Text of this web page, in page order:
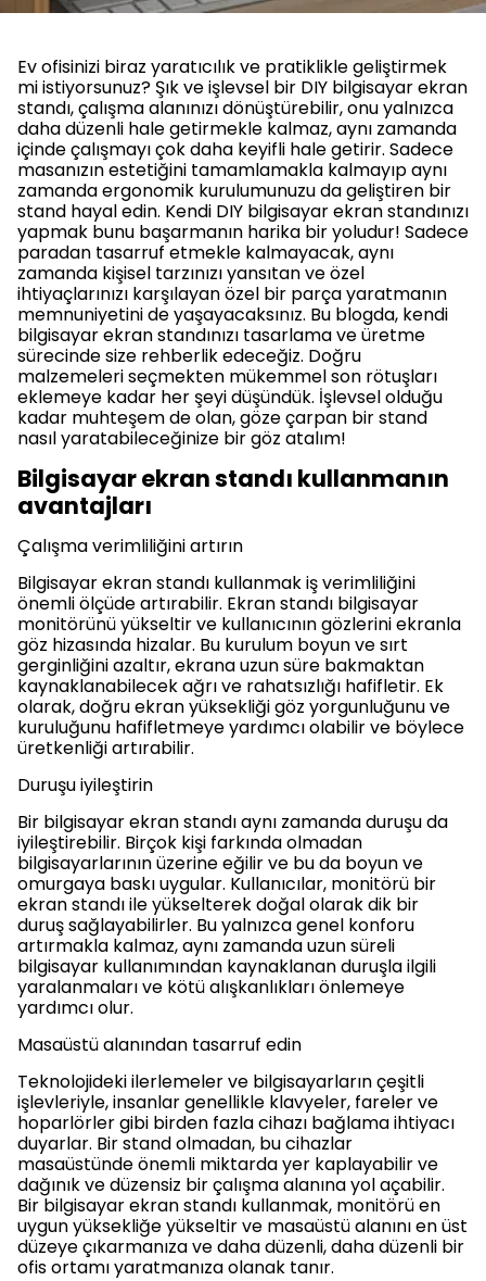
Ev ofisinizi biraz yaratıcılık ve pratiklikle geliştirmek
mi istiyorsunuz? Şık ve işlevsel bir DIY bilgisayar ekran
standı, çalışma alanınızı dönüştürebilir, onu yalnızca
daha düzenli hale getirmekle kalmaz, aynı zamanda
içinde çalışmayı çok daha keyifli hale getirir. Sadece
masanızın estetiğini tamamlamakla kalmayıp aynı
zamanda ergonomik kurulumunuzu da geliştiren bir
stand hayal edin. Kendi DIY bilgisayar ekran standınızı
yapmak bunu başarmanın harika bir yoludur! Sadece
paradan tasarruf etmekle kalmayacak, aynı
zamanda kişisel tarzınızı yansıtan ve özel
ihtiyaçlarınızı karşılayan özel bir parça yaratmanın
memnuniyetini de yaşayacaksınız. Bu blogda, kendi
bilgisayar ekran standınızı tasarlama ve üretme
sürecinde size rehberlik edeceğiz. Doğru
malzemeleri seçmekten mükemmel son rötuşları
eklemeye kadar her şeyi düşündük. İşlevsel olduğu
kadar muhteşem de olan, göze çarpan bir stand
nasıl yaratabileceğinize bir göz atalım!
Bilgisayar ekran standı kullanmanın
avantajları
Çalışma verimliliğini artırın
Bilgisayar ekran standı kullanmak iş verimliliğini
önemli ölçüde artırabilir. Ekran standı bilgisayar
monitörünü yükseltir ve kullanıcının gözlerini ekranla
göz hizasında hizalar. Bu kurulum boyun ve sırt
gerginliğini azaltır, ekrana uzun süre bakmaktan
kaynaklanabilecek ağrı ve rahatsızlığı hafifletir. Ek
olarak, doğru ekran yüksekliği göz yorgunluğunu ve
kuruluğunu hafifletmeye yardımcı olabilir ve böylece
üretkenliği artırabilir.
Duruşu iyileştirin
Bir bilgisayar ekran standı aynı zamanda duruşu da
iyileştirebilir. Birçok kişi farkında olmadan
bilgisayarlarının üzerine eğilir ve bu da boyun ve
omurgaya baskı uygular. Kullanıcılar, monitörü bir
ekran standı ile yükselterek doğal olarak dik bir
duruş sağlayabilirler. Bu yalnızca genel konforu
artırmakla kalmaz, aynı zamanda uzun süreli
bilgisayar kullanımından kaynaklanan duruşla ilgili
yaralanmaları ve kötü alışkanlıkları önlemeye
yardımcı olur.
Masaüstü alanından tasarruf edin
Teknolojideki ilerlemeler ve bilgisayarların çeşitli
işlevleriyle, insanlar genellikle klavyeler, fareler ve
hoparlörler gibi birden fazla cihazı bağlama ihtiyacı
duyarlar. Bir stand olmadan, bu cihazlar
masaüstünde önemli miktarda yer kaplayabilir ve
dağınık ve düzensiz bir çalışma alanına yol açabilir.
Bir bilgisayar ekran standı kullanmak, monitörü en
uygun yüksekliğe yükseltir ve masaüstü alanını en üst
düzeye çıkarmanıza ve daha düzenli, daha düzenli bir
ofis ortamı yaratmanıza olanak tanır.